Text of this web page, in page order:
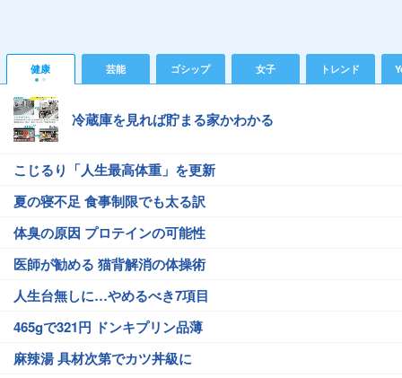
健康 芸能 ゴシップ 女子 トレンド
冷蔵庫を見れば貯まる家かわかる
こじるり「人生最高体重」を更新
夏の寝不足 食事制限でも太る訳
体臭の原因 プロテインの可能性
医師が勧める 猫背解消の体操術
人生台無しに…やめるべき7項目
465gで321円 ドンキプリン品薄
麻辣湯 具材次第でカツ丼級に